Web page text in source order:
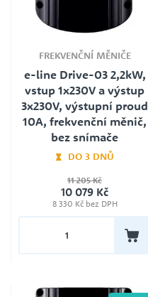
FREKVENČNÍ MĚNIČE
e-line Drive-03 2,2kW,
vstup 1x230V a výstup
3x230V, výstupní proud
10A, frekvenční měnič,
bez snímače
DO 3 DNŮ
11 205 Kč
10 079 Kč
8 330 Kč bez DPH